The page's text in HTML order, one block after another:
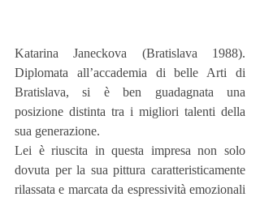
Katarina Janeckova (Bratislava 1988).
Diplomata all’accademia di belle Arti di
Bratislava, si è ben guadagnata una
posizione distinta tra i migliori talenti della
sua generazione.
Lei è riuscita in questa impresa non solo
dovuta per la sua pittura caratteristicamente
rilassata e marcata da espressività emozionali